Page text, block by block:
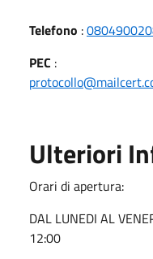
Telefono :
PEC :
Ulteriori
Orari di apertura:
DAL LUNEDI AL
12:00